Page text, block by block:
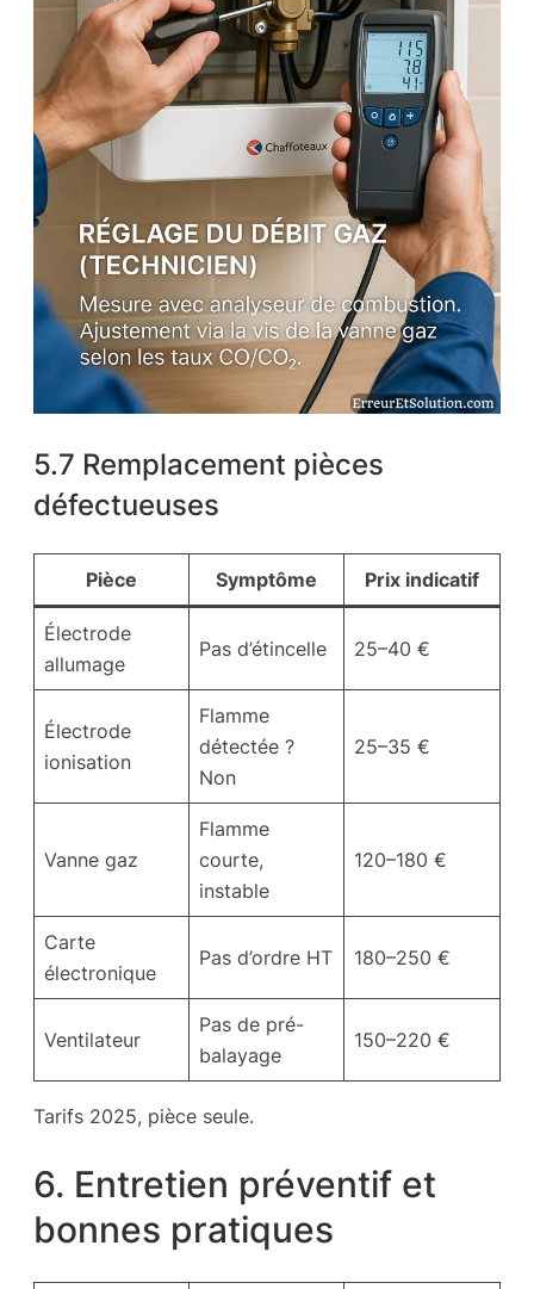
5.7 Remplacement pièces
défectueuses
Pièce Symptôme Prix indicatif
Électrode
allumage
Pas d’étincelle 25–40 €
Électrode
ionisation
Flamme
détectée ?
Non
25–35 €
Vanne gaz
Flamme
courte,
instable
120–180 €
Carte
électronique
Pas d’ordre HT 180–250 €
Ventilateur
Pas de pré-
balayage
150–220 €
Tarifs 2025, pièce seule.
6. Entretien préventif et
bonnes pratiques